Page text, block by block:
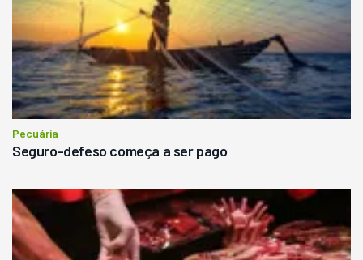
Pecuária
Seguro-defeso começa a ser pago